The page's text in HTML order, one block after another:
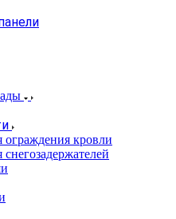
кровли